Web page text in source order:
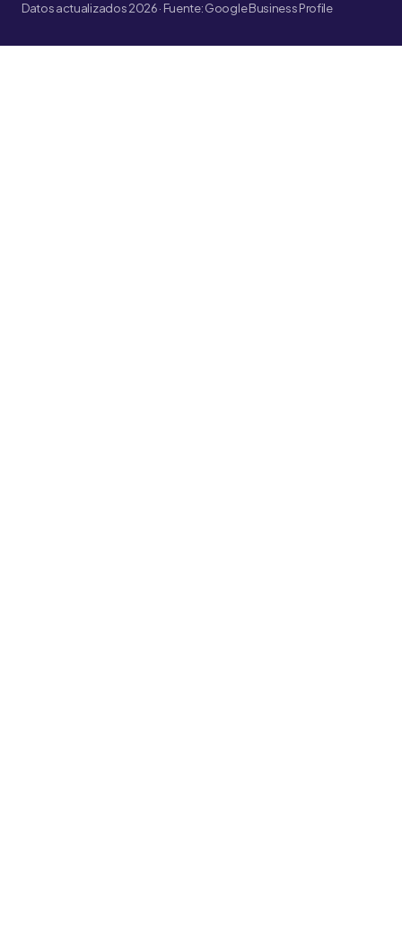
Datos actualizados 2026 · Fuente: Google Business Profile